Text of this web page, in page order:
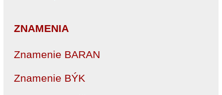
ZNAMENIA
Znamenie BARAN
Znamenie BÝK